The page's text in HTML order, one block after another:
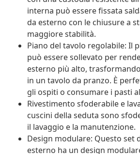
interna può essere fissata
da esterno con le chiusure a
maggiore stabilità.
Piano del tavolo regolabile: Il
può essere sollevato per
esterno più alto,
in un tavolo da pranzo. È
gli ospiti o consumare i pasti
Rivestimento sfoderabile e
cuscini della seduta sono
il lavaggio e la manutenzione.
Design modulare: Questo set
esterno ha un design